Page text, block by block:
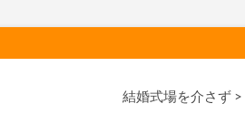
結婚式場を介さず >